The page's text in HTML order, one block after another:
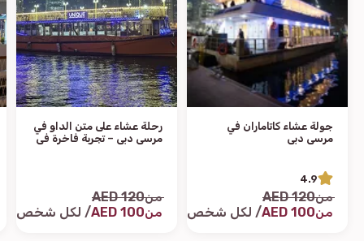
جولة عشاء كاتاماران في
مرسى دبي
4.9
من120 AED
من100 AED / لكل شخص
رحلة عشاء على متن الداو في
مرسى دبي – تجربة فاخرة في
من120 AED
من100 AED / لكل شخص